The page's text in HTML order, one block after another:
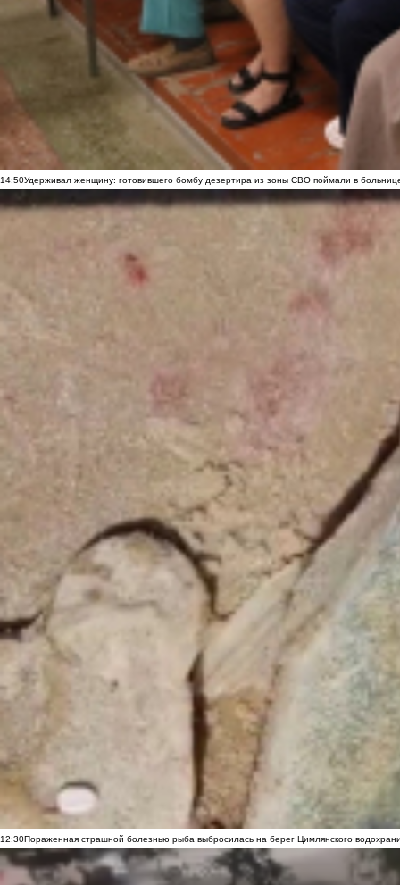
14:50Удерживал женщину: готовившего бомбу дезертира из зоны СВО поймали в
12:30Пораженная страшной болезнью рыба выбросилась на берег Цимлянского